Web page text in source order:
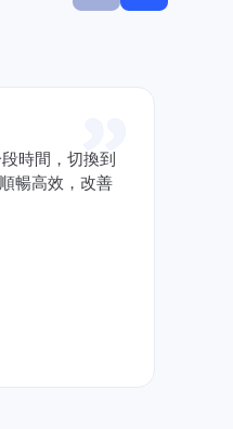
時間，切換到
暢高效，改善